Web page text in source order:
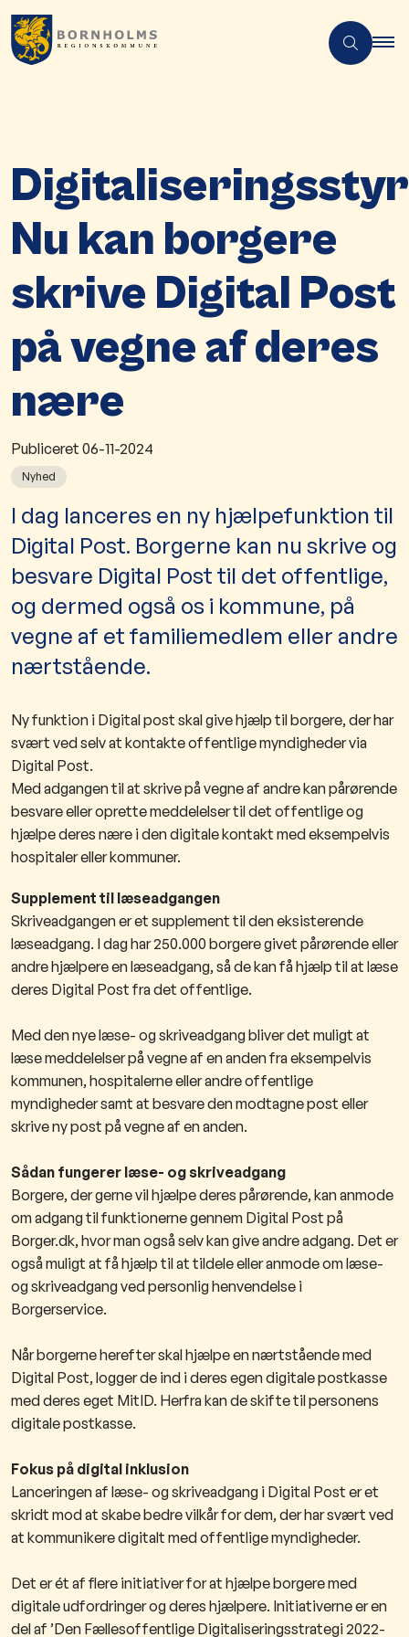
Nu kan borgere
skrive Digital Post
på vegne af deres
nære
Publiceret 06-11-2024
Nyhed
​​​​​​​​​​​​​​​​​​​​​​I dag lanceres en ny hjælpefunktion til
Digital Post. Borgerne kan nu skrive og
besvare Digital Post til det offentlige,
og dermed også os i kommune, på
vegne af et familiemedlem eller andre
nærtstående.
Ny funktion i Digital post skal give hjælp til borgere, der har
svært ved selv at kontakte offentlige myndigheder via
Digital Post.
Med adgangen til at skrive på vegne af andre kan pårørende
besvare eller oprette meddelelser til det offentlige og
hjælpe deres nære i den digitale kontakt med eksempelvis
hospitaler eller kommuner.
Supplement til læseadgangen
Skriveadgangen er et supplement til den eksisterende
læseadgang. I dag har 250.000 borgere givet pårørende eller
andre hjælpere en læseadgang, så de kan få hjælp til at læse
deres Digital Post fra det offentlige.
Med den nye læse- og skriveadgang bliver det muligt at
læse meddelelser på vegne af en anden fra eksempelvis
kommunen, hospitalerne eller andre offentlige
myndigheder samt at besvare den modtagne post eller
skrive ny post på vegne af en anden.
Sådan fungerer læse- og skriveadgang
Borgere, der gerne vil hjælpe deres pårørende, kan anmode
om adgang til funktionerne gennem Digital Post på
Borger.dk, hvor man også selv kan give andre adgang. Det er
også muligt at få hjælp til at tildele eller anmode om læse-
og skriveadgang ved personlig henvendelse i
Borgerservice.
Når borgerne herefter skal hjælpe en nærtstående med
Digital Post, logger de ind i deres egen digitale postkasse
med deres eget MitID. Herfra kan de skifte til personens
digitale postkasse.
Fokus på digital inklusion
Lanceringen af læse- og skriveadgang i Digital Post er et
skridt mod at skabe bedre vilkår for dem, der har svært ved
at kommunikere digitalt med offentlige myndigheder.
Det er ét af flere initiativer for at hjælpe borgere med
digitale udfordringer og deres hjælpere. Initiativerne er en
del af ’Den Fællesoffentlige Digitaliseringsstrategi 2022-